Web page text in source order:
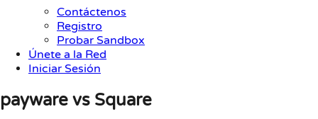
Contáctenos
Registro
Probar Sandbox
Únete a la Red
Iniciar Sesión
payware vs Square